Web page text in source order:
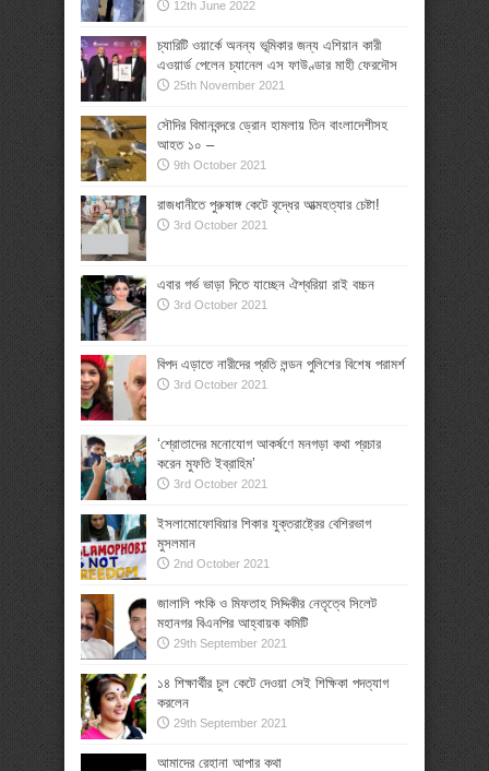
12th June 2022
চ্যারিটি ওয়ার্কে অনন্য ভূমিকার জন্য এশিয়ান কারী
এওয়ার্ড পেলেন চ্যানেল এস ফাউণ্ডার মাহী ফেরদৌস
25th November 2021
সৌদির বিমানবন্দরে ড্রোন হামলায় তিন বাংলাদেশীসহ
আহত ১০ –
9th October 2021
রাজধানীতে পুরুষাঙ্গ কেটে বৃদ্ধের আত্মহত্যার চেষ্টা!
3rd October 2021
এবার গর্ভ ভাড়া দিতে যাচ্ছেন ঐশ্বরিয়া রাই বচ্চন
3rd October 2021
বিপদ এড়াতে নারীদের প্রতি লন্ডন পুলিশের বিশেষ পরামর্শ
3rd October 2021
‘শ্রোতাদের মনোযোগ আকর্ষণে মনগড়া কথা প্রচার
করেন মুফতি ইব্রাহিম’
3rd October 2021
ইসলামোফোবিয়ার শিকার যুক্তরাষ্ট্রের বেশিরভাগ
মুসলমান
2nd October 2021
জালালি পংকি ও মিফতাহ সিদ্দিকীর নেতৃত্বে সিলেট
মহানগর বিএনপির আহ্বায়ক কমিটি
29th September 2021
১৪ শিক্ষার্থীর চুল কেটে দেওয়া সেই শিক্ষিকা পদত্যাগ
করলেন
29th September 2021
আমাদের রেহানা আপার কথা